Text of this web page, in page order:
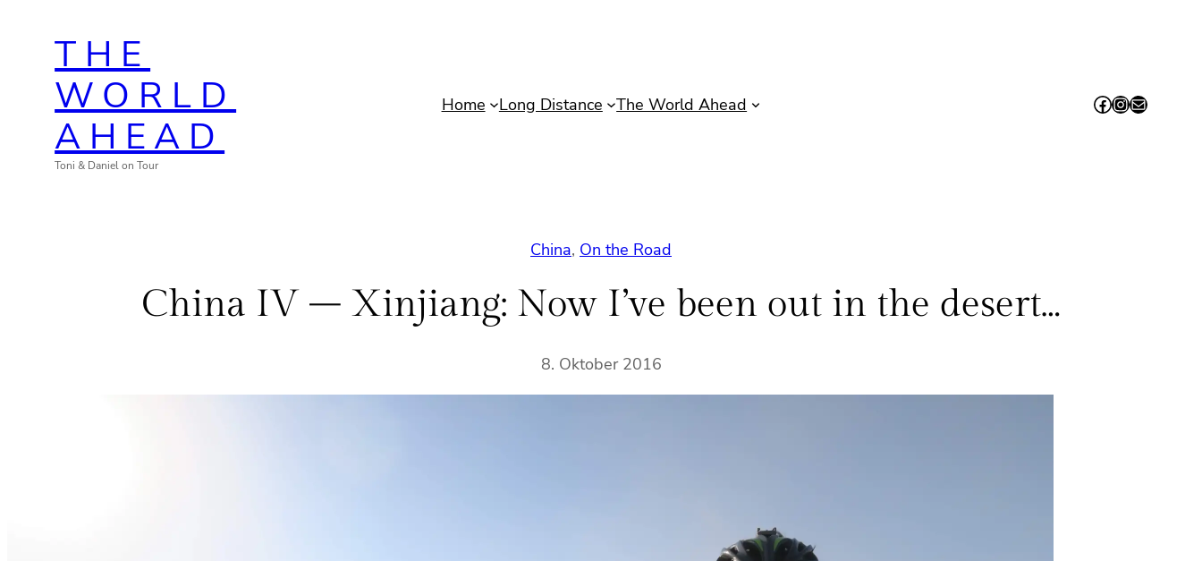
springenTHE
WORLD
AHEAD
Toni & Daniel on Tour
Home Long Distance The World Ahead Facebook InstagramContact us!
China, On the Road
China IV – Xinjiang: Now I’ve been out in the desert…
8. Oktober 2016